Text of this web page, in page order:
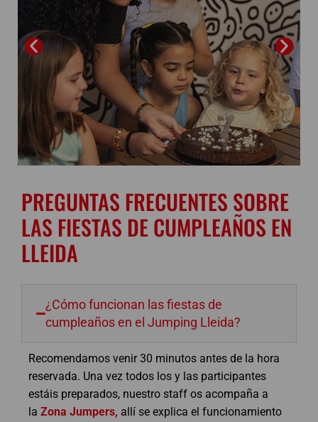
PREGUNTAS FRECUENTES SOBRE
LAS FIESTAS DE CUMPLEAÑOS EN
LLEIDA
¿Cómo funcionan las fiestas de
cumpleaños en el Jumping Lleida?
Recomendamos venir 30 minutos antes de la hora
reservada. Una vez todos los y las participantes
estáis preparados, nuestro staff os acompaña a
la Zona Jumpers, allí se explica el funcionamiento